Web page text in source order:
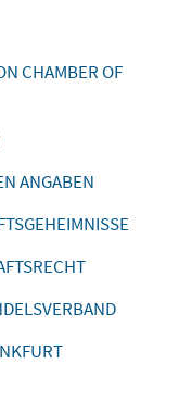
CHAMBER OF
ANGABEN